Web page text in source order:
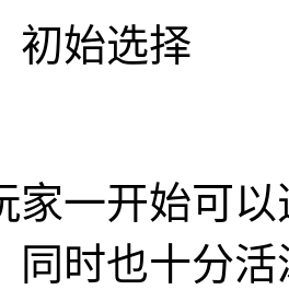
初始选择
家一开始可
同时也十分